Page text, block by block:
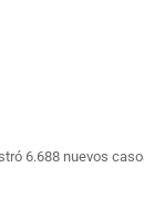
6.688 nuevos